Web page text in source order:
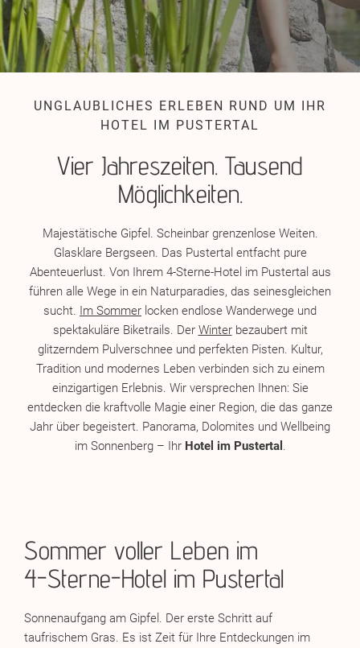
UNGLAUBLICHES ERLEBEN RUND UM IHR
HOTEL IM PUSTERTAL
Vier Jahreszeiten. Tausend
Möglichkeiten.
Majestätische Gipfel. Scheinbar grenzenlose Weiten.
Glasklare Bergseen. Das Pustertal entfacht pure
Abenteuerlust. Von Ihrem 4-Sterne-Hotel im Pustertal aus
führen alle Wege in ein Naturparadies, das seinesgleichen
sucht. Im Sommer locken endlose Wanderwege und
spektakuläre Biketrails. Der Winterbezaubert mit
glitzerndem Pulverschnee und perfekten Pisten. Kultur,
Tradition und modernes Leben verbinden sich zu einem
einzigartigen Erlebnis. Wir versprechen Ihnen: Sie
entdecken die kraftvolle Magie einer Region, die das ganze
Jahr über begeistert. Panorama, Dolomites und Wellbeing
im Sonnenberg – Ihr Hotel im Pustertal
Sommer voller Leben im
4-Sterne-Hotel im Pustertal
Sonnenaufgang am Gipfel. Der erste Schritt auf
taufrischem Gras. Es ist Zeit für Ihre Entdeckungen im